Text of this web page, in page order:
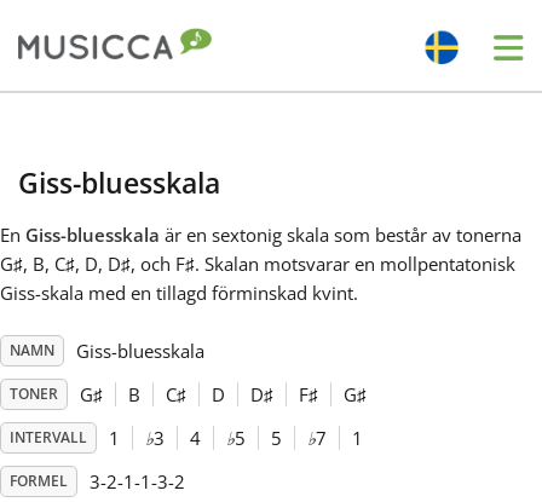
Dansk
Deutsch
English
Giss-bluesskala
En Giss-bluesskala är en sextonig skala som består av tonerna
G♯, B, C♯, D, D♯, och F♯. Skalan motsvarar en mollpentatonisk
Giss-skala med en tillagd förminskad kvint.
NAMN Giss-bluesskala
TONER G♯ B C♯ D D♯ F♯ G♯
INTERVALL 1 ♭3 4 ♭5 5 ♭7 1
FORMEL 3-2-1-1-3-2